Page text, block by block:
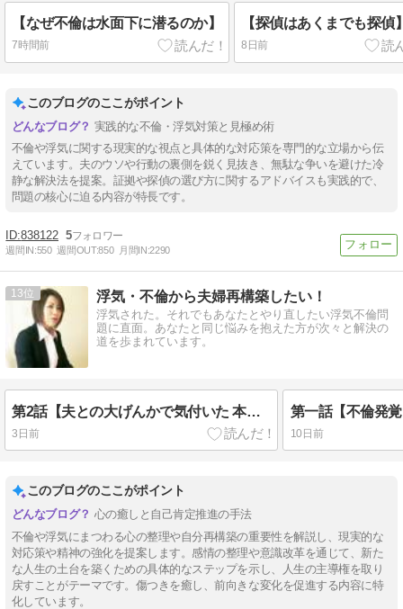
【なぜ不倫は水面下に潜るのか】
7時間前
【探偵はあくまでも探偵
8日前
このブログのここがポイント
実践的な不倫・浮気対策と見極め術
不倫や浮気に関する現実的な視点と具体的な対応策を専門的な立場から伝
えています。夫のウソや行動の裏側を鋭く見抜き、無駄な争いを避けた冷
静な解決法を提案。証拠や探偵の選び方に関するアドバイスも実践的で、
問題の核心に迫る内容が特長です。
838122 5
週間IN:550 週間OUT:850 月間IN:2290
13 浮気・不倫から夫婦再構築したい！
浮気された。それでもあなたとやり直したい浮気不倫問
題に直面。あなたと同じ悩みを抱えた方が次々と解決の
道を歩まれています。
第2話【夫との大げんかで気付いた 本当に変わるべき人】
3日前 10日前
このブログのここがポイント
心の癒しと自己肯定推進の手法
不倫や浮気にまつわる心の整理や自分再構築の重要性を解説し、現実的な
対応策や精神の強化を提案します。感情の整理や意識改革を通じて、新た
な人生の土台を築くための具体的なステップを示し、人生の主導権を取り
戻すことがテーマです。傷つきを癒し、前向きな変化を促進する内容に特
化しています。